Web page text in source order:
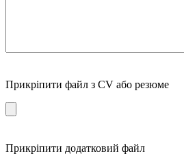
Прикріпити файл з CV або резюме
Прикріпити додатковий файл